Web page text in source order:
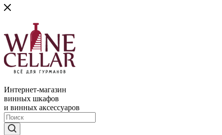
Интернет-магазин
винных шкафов
и винных аксессуаров